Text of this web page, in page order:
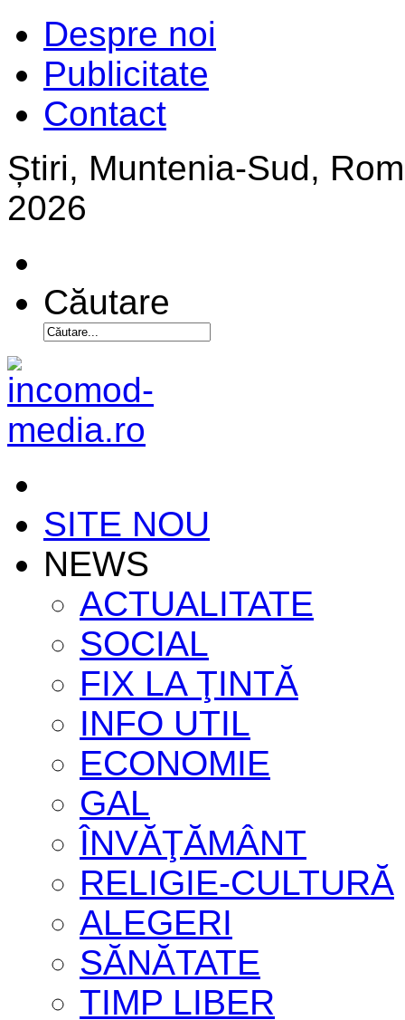
Despre noi
Publicitate
Contact
Știri, Muntenia-Sud,
2026
Căutare
SITE NOU
NEWS
ACTUALITATE
SOCIAL
FIX LA ŢINTĂ
INFO UTIL
ECONOMIE
GAL
ÎNVĂŢĂMÂNT
RELIGIE-CULTURĂ
ALEGERI
SĂNĂTATE
TIMP LIBER